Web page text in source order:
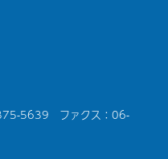
5639 ファクス：06-